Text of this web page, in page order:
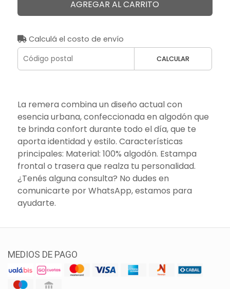
AGREGAR AL CARRITO
Calculá el costo de envío
CALCULAR
La remera combina un diseño actual con
esencia urbana, confeccionada en algodón que
te brinda confort durante todo el día, que te
aporta identidad y estilo. Características
principales: Material: 100% algodón. Estampa
frontal o trasera que realza tu personalidad.
¿Tenés alguna consulta? No dudes en
comunicarte por WhatsApp, estamos para
ayudarte.
MEDIOS DE PAGO